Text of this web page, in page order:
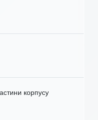
корпусу